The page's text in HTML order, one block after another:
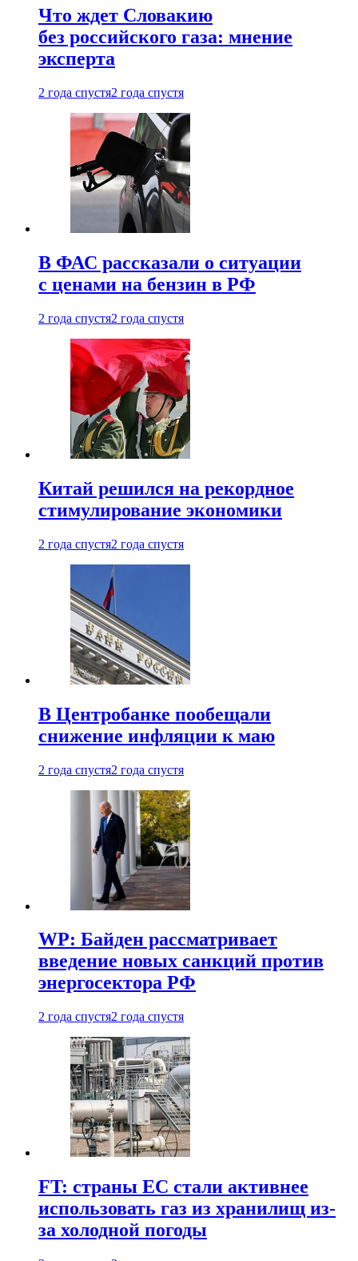
Что ждет Словакию
без российского газа: мнение
эксперта
2 года спустя2 года спустя
В ФАС рассказали о ситуации
с ценами на бензин в РФ
2 года спустя2 года спустя
Китай решился на рекордное
стимулирование экономики
2 года спустя2 года спустя
В Центробанке пообещали
снижение инфляции к маю
2 года спустя2 года спустя
WP: Байден рассматривает
введение новых санкций против
энергосектора РФ
2 года спустя2 года спустя
FT: страны ЕС стали активнее
использовать газ из хранилищ из-
за холодной погоды